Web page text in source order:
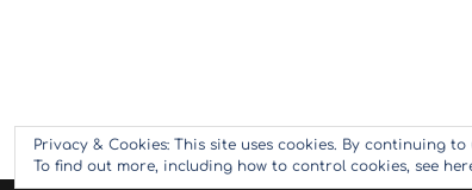
Privacy & Cookies: This site uses cookies. By continuing
To find out more, including how to control cookies, see